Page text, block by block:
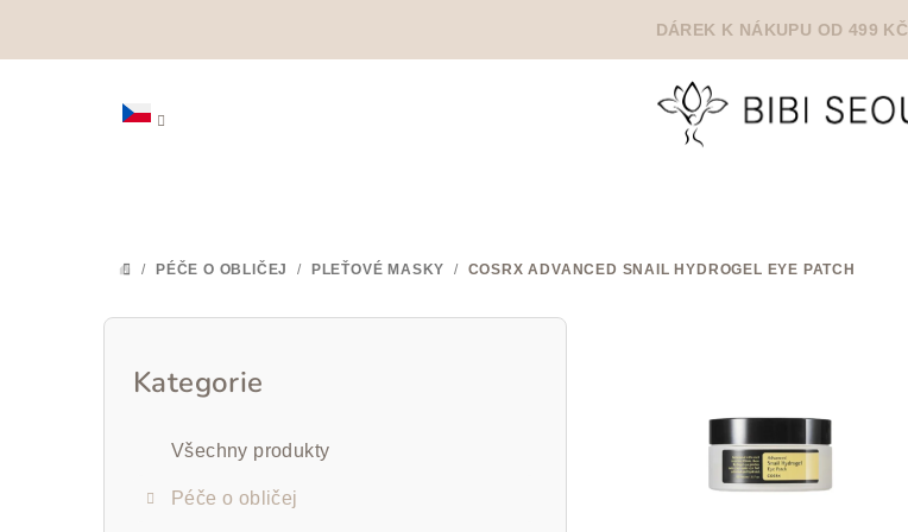
DÁREK K NÁKUPU OD 499 KČ
DOMŮ
/ PÉČE O OBLIČEJ / PLEŤOVÉ MASKY / COSRX ADVANCED SNAIL HYDROGEL EYE PATCH
P
Přeskočit
Kategorie
Všechny produkty
Péče o obličej